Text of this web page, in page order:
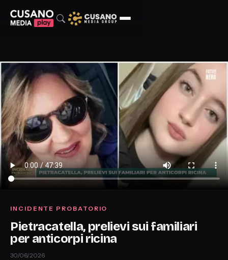
INCIDENTE PROBATORIO
Pietracatella, prelievi sui familiari
per anticorpi ricina
30/06/2026